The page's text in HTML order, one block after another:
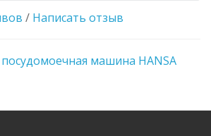
/ Написать отзыв
машина HANSA